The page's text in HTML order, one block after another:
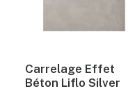
Carrelage Effet
Béton Liflo Silver